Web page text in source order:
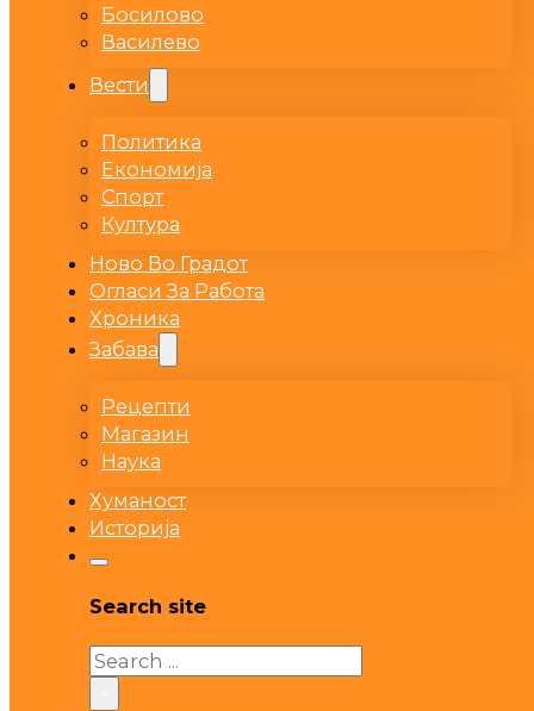
Босилово
Василево
Вести
Политика
Економија
Спорт
Култура
Ново Во Градот
Огласи За Работа
Хроника
Забава
Рецепти
Магазин
Наука
Хуманост
Историја
Search site
Search